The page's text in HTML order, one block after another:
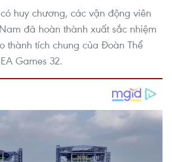
huy chương, các vận động viên
đã hoàn thành xuất sắc nhiệm
thành tích chung của Đoàn Thể
Games 32.